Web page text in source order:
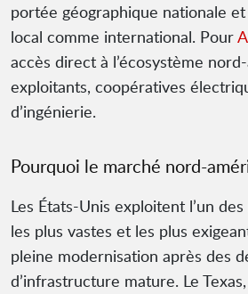
portée géographique nationale
local comme international. Pour
accès direct à l’écosystème
exploitants, coopératives
d’ingénierie.
Pourquoi le marché nord-
Les États-Unis exploitent l’un
les plus vastes et les plus
pleine modernisation après des
d’infrastructure mature. Le